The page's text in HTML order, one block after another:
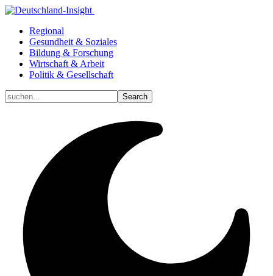
Regional
Gesundheit & Soziales
Bildung & Forschung
Wirtschaft & Arbeit
Politik & Gesellschaft